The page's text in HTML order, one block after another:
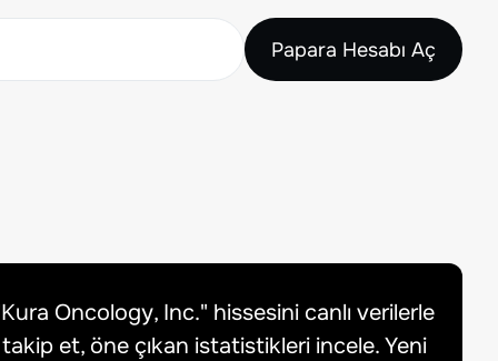
Papara Hesabı Aç
Kura Oncology, Inc." hissesini canlı verilerle
takip et, öne çıkan istatistikleri incele. Yeni